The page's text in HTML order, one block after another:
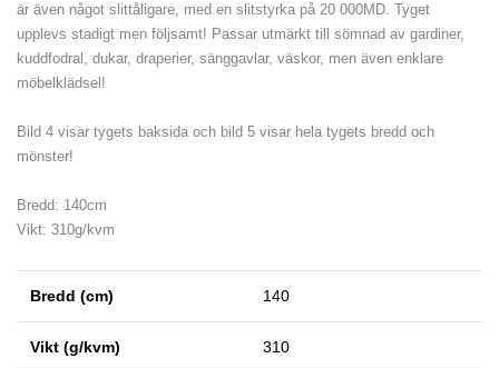
är även något slittåligare, med en slitstyrka på 20 000MD. Tyget
upplevs stadigt men följsamt! Passar utmärkt till sömnad av gardiner,
kuddfodral, dukar, draperier, sänggavlar, väskor, men även enklare
möbelklädsel!
Bild 4 visar tygets baksida och bild 5 visar hela tygets bredd och
mönster!
Bredd: 140cm
Vikt: 310g/kvm
Bredd (cm) 140
Vikt (g/kvm) 310